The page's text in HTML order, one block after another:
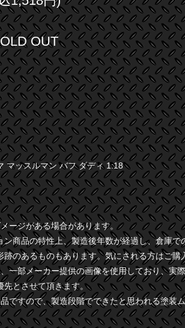
OUT
マッスルマン バフ ダディ 1:18
ージがある場合があります。
ン商品の特性上、製造後年数が経過し、倉庫
跡のあるものもあります。気にされる方はご
一部メーカー提供の画像を使用しており、実
先とさせて頂きます。
ですので、製造段階でできたと思われる塗装